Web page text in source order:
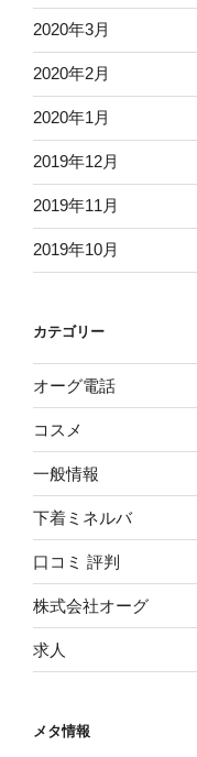
2020年3月
2020年2月
2020年1月
2019年12月
2019年11月
2019年10月
カテゴリー
オーグ電話
コスメ
一般情報
下着ミネルバ
口コミ 評判
株式会社オーグ
求人
メタ情報